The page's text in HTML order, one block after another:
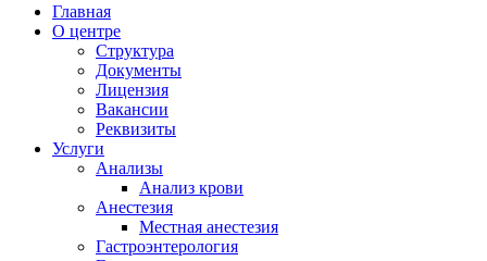
Главная
О центре
Структура
Документы
Лицензия
Вакансии
Реквизиты
Услуги
Анализы
Анализ крови
Анестезия
Местная анестезия
Гастроэнтерология